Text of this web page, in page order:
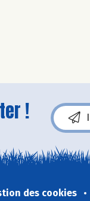
!
des cookies